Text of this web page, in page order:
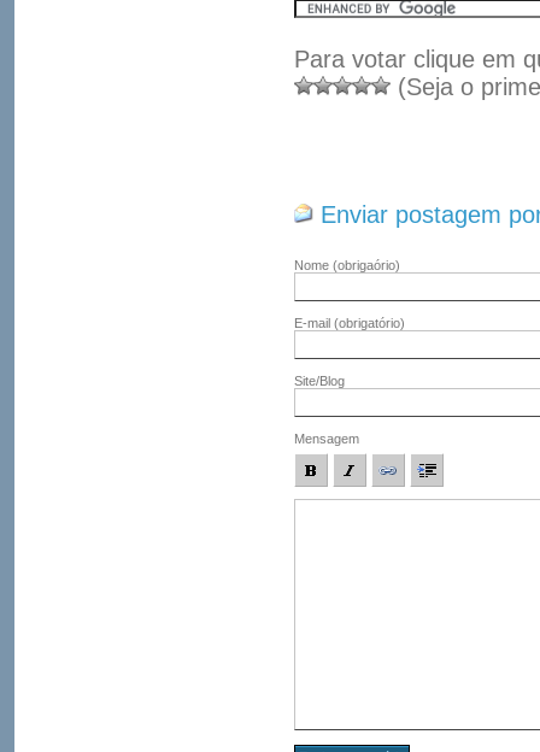
Para votar clique em
(Seja o
Enviar postagem
Nome (obrigaório)
E-mail (obrigatório)
Site/Blog
Mensagem